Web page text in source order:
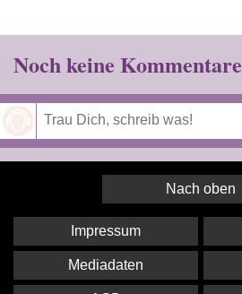
Noch keine Kommentare
Nach oben
Impressum
Mediadaten